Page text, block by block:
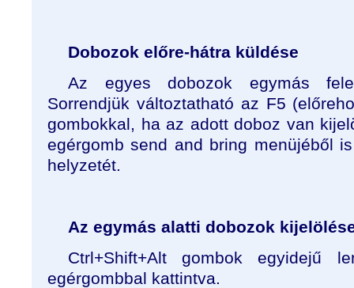
Dobozok előre-hátra küldése
Az egyes dobozok egymás
Sorrendjük változtatható az F5
gombokkal, ha az adott doboz van
egérgomb send and bring menüjéből
helyzetét.
Az egymás alatti dobozok
Ctrl+Shift+Alt gombok egyidejű
egérgombbal kattintva.